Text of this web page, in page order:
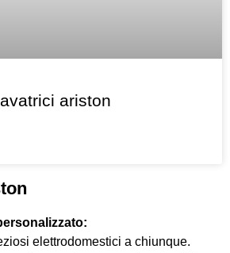
ariston
elettrodomestici a chiunque.